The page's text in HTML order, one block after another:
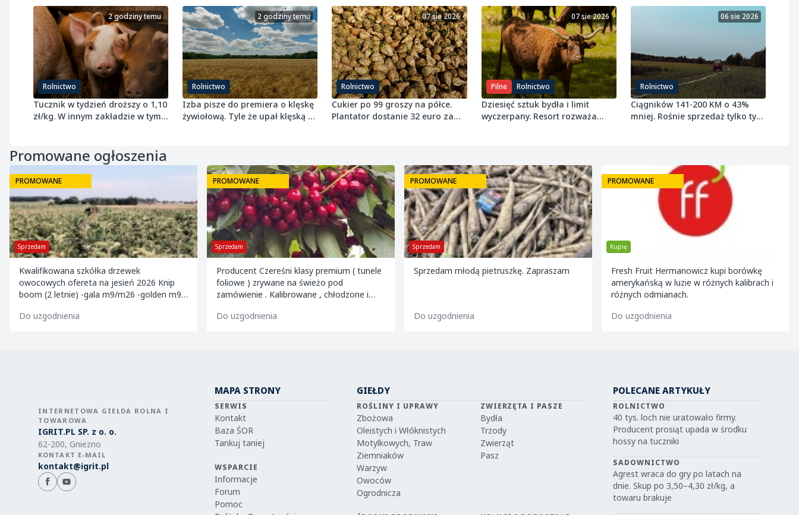
Rolnictwo
2 godziny temu
Tucznik w tydzień droższy o 1,10
zł/kg. W innym zakładzie w tym
Rolnictwo
2 godziny temu
Izba pisze do premiera o klęskę
żywiołową. Tyle że upał klęską w
Rolnictwo
07 sie 2026
Cukier po 99 groszy na półce.
Plantator dostanie 32 euro za
Pilne Rolnictwo
07 sie 2026
Dziesięć sztuk bydła i limit
wyczerpany. Resort rozważa
Rolnictwo
06 sie 2026
Ciągników 141-200 KM o 43%
mniej. Rośnie sprzedaż tylko tych
Promowane ogłoszenia
Sprzedam
PROMOWANE
Kwalifikowana szkółka drzewek
owocowych ofereta na jesień 2026 Knip
boom (2 letnie) -gala m9/m26 -golden m9 -
m9/m2
Do uzgodnienia
Sprzedam
PROMOWANE
Producent Czereśni klasy premium ( tunele
foliowe ) zrywane na świeżo pod
zamówienie . Kalibrowane , chłodzone i
Do uzgodnienia
Sprzedam
PROMOWANE
Sprzedam młodą pietruszkę. Zapraszam
Do uzgodnienia
Kupię
PROMOWANE
Fresh Fruit Hermanowicz kupi borówkę
amerykańską w luzie w różnych kalibrach i
różnych odmianach.
Do uzgodnienia
INTERNETOWA GIEŁDA ROLNA I
TOWAROWA
IGRIT.PL SP. z o. o.
62-200, Gniezno
KONTAKT E-MAIL
kontakt@igrit.pl
MAPA STRONY
SERWIS
Kontakt
Baza ŚOR
Tankuj taniej
WSPARCIE
Informacje
Forum
Pomoc
GIEŁDY
ROŚLINY I UPRAWY
Zbożowa
Oleistych i Włóknistych
Motylkowych, Traw
Ziemniaków
Warzyw
Owoców
Ogrodnicza
ZWIERZĘTA I PASZE
Bydła
Trzody
Zwierząt
Pasz
POLECANE ARTYKUŁY
ROLNICTWO
40 tys. loch nie uratowało firmy.
Producent prosiąt upada w środku
hossy na tuczniki
SADOWNICTWO
Agrest wraca do gry po latach na
dnie. Skup po 3,50–4,30 zł/kg, a
towaru brakuje